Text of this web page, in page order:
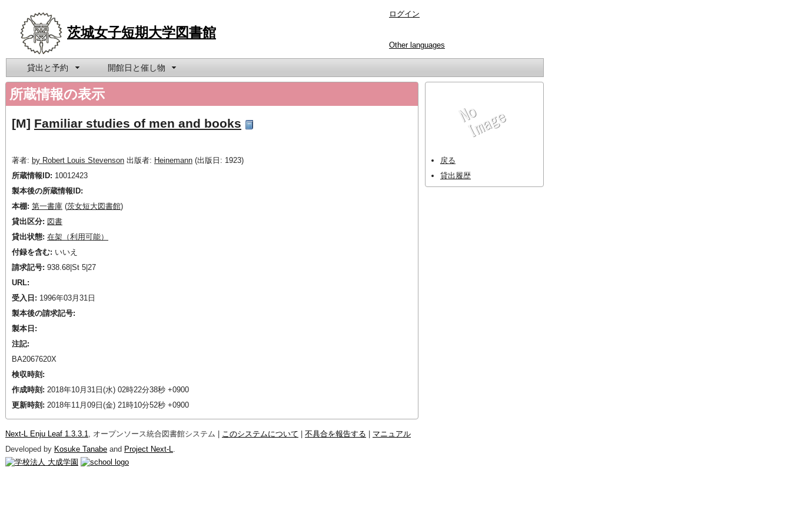
茨城女子短期大学図書館
ログイン
Other languages
貸出と予約 開館日と催し物
所蔵情報の表示
[M] Familiar studies of men and books
著者: by Robert Louis Stevenson 出版者: Heinemann (出版日: 1923)
所蔵情報ID: 10012423
製本後の所蔵情報ID:
本棚: 第一書庫 (茨女短大図書館)
貸出区分: 図書
貸出状態: 在架（利用可能）
付録を含む: いいえ
請求記号: 938.68|St 5|27
URL:
受入日: 1996年03月31日
製本後の請求記号:
製本日:
注記:
BA2067620X
検収時刻:
作成時刻: 2018年10月31日(水) 02時22分38秒 +0900
更新時刻: 2018年11月09日(金) 21時10分52秒 +0900
戻る
貸出履歴
Next-L Enju Leaf 1.3.3.1, オープンソース統合図書館システム | このシステムについて 不具合を報告する
マニュアル
Developed by Kosuke Tanabe and Project Next-L.